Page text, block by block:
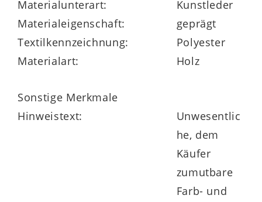
Materialunterart:
Kunstleder
Materialeigenschaft:
geprägt
Textilkennzeichnung:
Polyester
Materialart:
Holz
Sonstige Merkmale
Hinweistext:
Unwesentlic
he, dem
Käufer
zumutbare
Farb- und